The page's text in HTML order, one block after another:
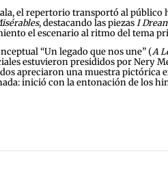
el repertorio transportó al
, destacando las piezas I
el escenario al ritmo del tema
“Un legado que nos une” (A
estuvieron presididos por Nery
apreciaron una muestra
inició con la entonación de los